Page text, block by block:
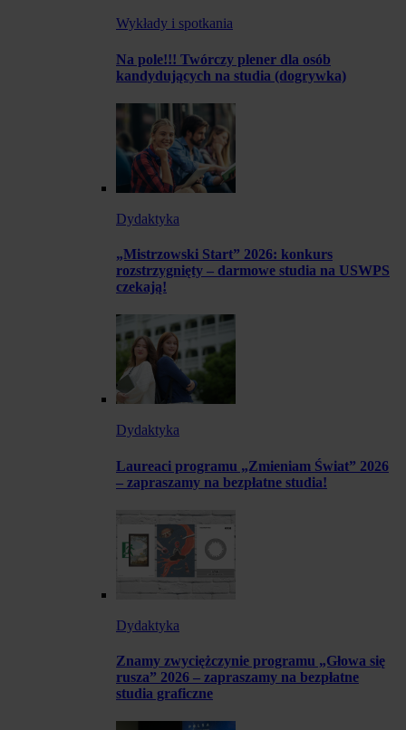
Wykłady i spotkania
Na pole!!! Twórczy plener dla osób
kandydujących na studia (dogrywka)
Dydaktyka
„Mistrzowski Start” 2026: konkurs
rozstrzygnięty – darmowe studia na USWPS
czekają!
Dydaktyka
Laureaci programu „Zmieniam Świat” 2026
– zapraszamy na bezpłatne studia!
Dydaktyka
Znamy zwyciężczynie programu „Głowa się
rusza” 2026 – zapraszamy na bezpłatne
studia graficzne